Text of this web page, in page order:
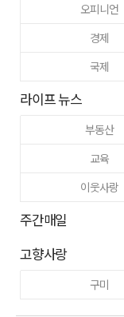
오피니언
경제
국제
라이프 뉴스
부동산
교육
이웃사랑
주간매일
고향사랑
구미